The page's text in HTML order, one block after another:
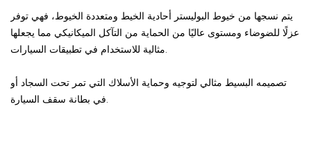
يتم نسجها من خيوط البوليستر أحادية الخيط ومتعددة الخيوط، فهي توفر
عزلًا للضوضاء ومستوى عاليًا من الحماية من التآكل الميكانيكي مما يجعلها
تصميمه البسيط مثالي لتوجيه وحماية الأسلاك التي تمر تحت السجاد أو